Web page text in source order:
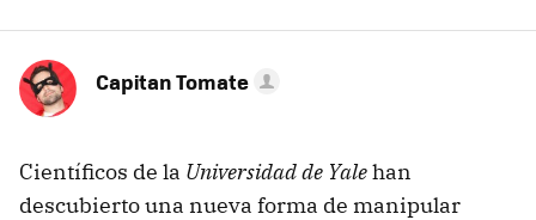
Capitan Tomate
Científicos de la Universidad de Yalehan
descubierto una nueva forma de manipular